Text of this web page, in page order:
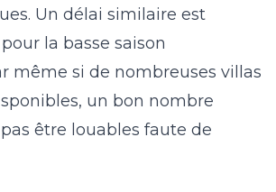
Un délai similaire est
la basse saison
même si de nombreuses villas
un bon nombre
être louables faute de